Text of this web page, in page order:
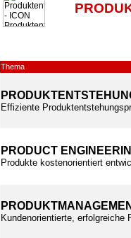
Thema
Effiziente
PRODUCT
Produkte kostenorientiert
Kundenorientierte, erfolgreiche